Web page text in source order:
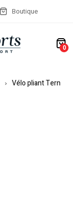
Boutique
0
Vélo pliant Tern